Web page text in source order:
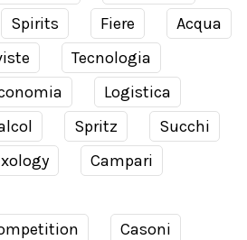
Spirits Fiere
Acqua
Tecnologia
Logistica
Spritz
Succhi
Campari
Casoni